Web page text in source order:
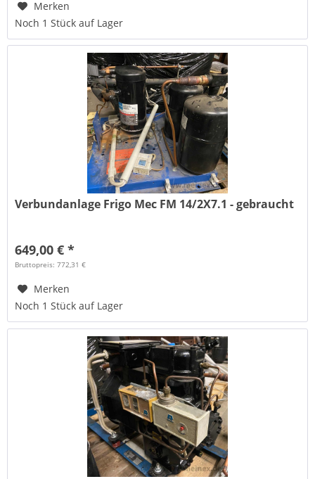
Merken
Noch 1 Stück auf Lager
Verbundanlage Frigo Mec FM 14/2X7.1 - gebraucht
649,00 € *
Bruttopreis: 772,31 €
Merken
Noch 1 Stück auf Lager